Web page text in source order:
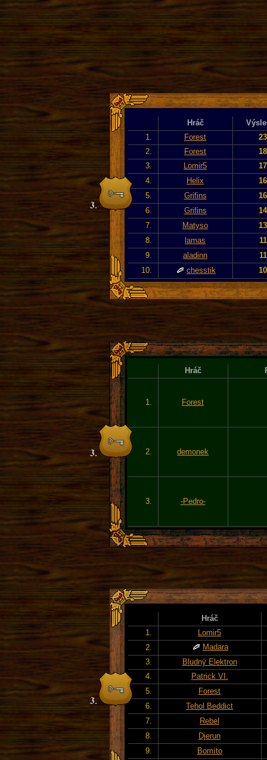
Hráč
1.
Forest
23
2.
Forest
18
3.
Lomir5
17
4.
Helix
16
5.
Grifins
16
6.
Grifins
14
7.
Matyso
13
8.
lamas
11
9.
aladinn
11
10.
chesstik 10
Hráč
1. Forest
2. demonek
3. -Pedro-
Hráč
1.
Lomir5
2.
Madara
3.
Bludný Elektron
4.
Patrick VI.
5.
Forest
6.
Tehol Beddict
7.
Rebel
8.
Djerun
9.
Bomíto